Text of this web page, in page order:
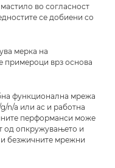
во согласност
се добиени со
мерка на
примероци врз основа
функционална мрежа
n/a или ac и работна
перформанси може
од опкружувањето и
и безжичните мрежни